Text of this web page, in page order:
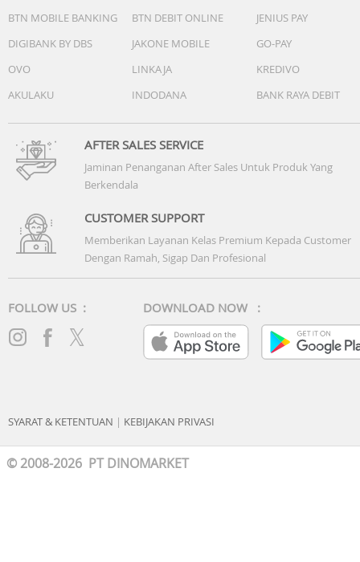
BTN MOBILE BANKING
BTN DEBIT ONLINE
JENIUS PAY
DIGIBANK BY DBS
JAKONE MOBILE
GO-PAY
OVO
LINKAJA
KREDIVO
AKULAKU
INDODANA BANK RAYA DEBIT
AFTER SALES SERVICE
Jaminan Penanganan After Sales Untuk Produk Yang
Berkendala
CUSTOMER SUPPORT
Memberikan Layanan Kelas Premium Kepada Customer
Dengan Ramah, Sigap Dan Profesional
FOLLOW US : DOWNLOAD NOW :
SYARAT & KETENTUAN | KEBIJAKAN PRIVASI
© 2008-2026 PT DINOMARKET